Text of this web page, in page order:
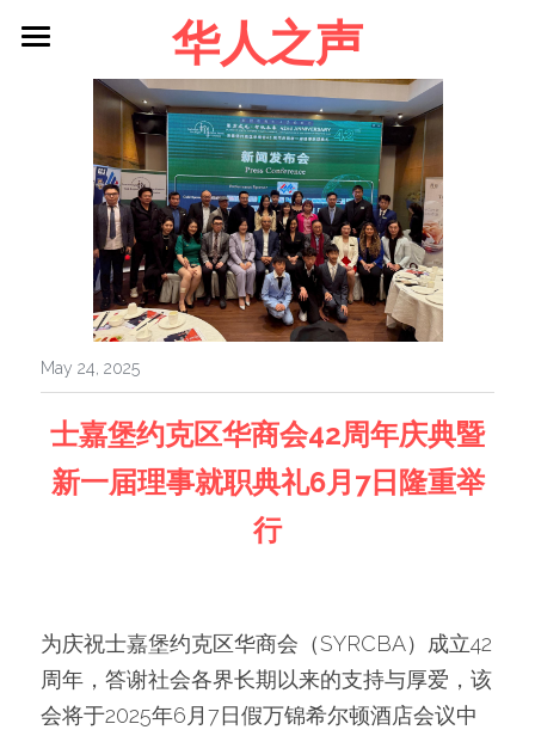
华人之声
About me
Blog
Contact
Facebook
Login/Register
May 24, 2025
士嘉堡约克区华商会42周年庆典暨
新一届理事就职典礼6月7日隆重举
行
为庆祝士嘉堡约克区华商会（SYRCBA）成立42
周年，答谢社会各界长期以来的支持与厚爱，该
会将于2025年6月7日假万锦希尔顿酒店会议中